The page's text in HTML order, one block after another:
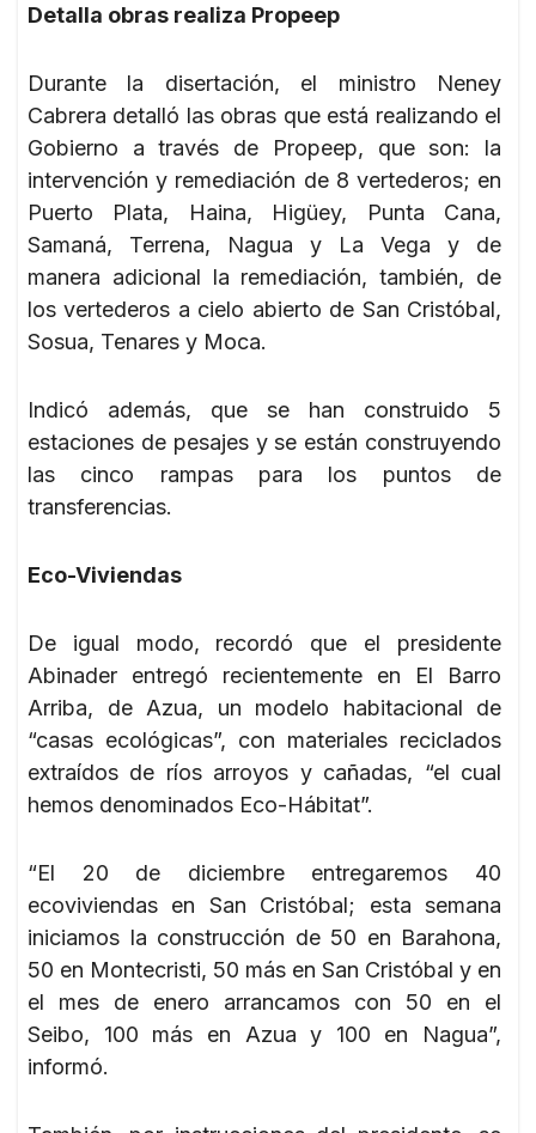
Detalla obras realiza Propeep
Durante la disertación, el ministro Neney
Cabrera detalló las obras que está realizando el
Gobierno a través de Propeep, que son: la
intervención y remediación de 8 vertederos; en
Puerto Plata, Haina, Higüey, Punta Cana,
Samaná, Terrena, Nagua y La Vega y de
manera adicional la remediación, también, de
los vertederos a cielo abierto de San Cristóbal,
Sosua, Tenares y Moca.
Indicó además, que se han construido 5
estaciones de pesajes y se están construyendo
las cinco rampas para los puntos de
transferencias.
Eco-Viviendas
De igual modo, recordó que el presidente
Abinader entregó recientemente en El Barro
Arriba, de Azua, un modelo habitacional de
“casas ecológicas”, con materiales reciclados
extraídos de ríos arroyos y cañadas, “el cual
hemos denominados Eco-Hábitat”.
“El 20 de diciembre entregaremos 40
ecoviviendas en San Cristóbal; esta semana
iniciamos la construcción de 50 en Barahona,
50 en Montecristi, 50 más en San Cristóbal y en
el mes de enero arrancamos con 50 en el
Seibo, 100 más en Azua y 100 en Nagua”,
informó.